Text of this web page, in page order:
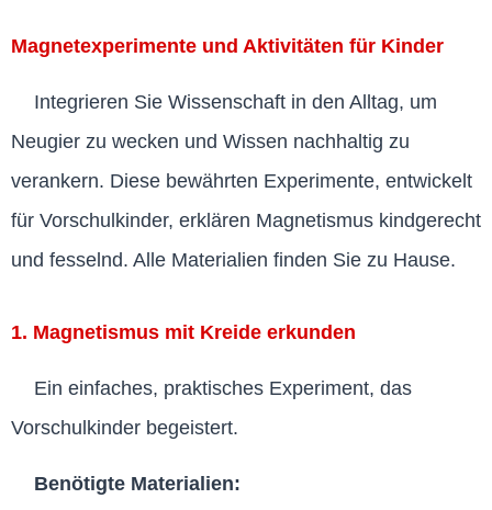
Magnetexperimente und Aktivitäten für Kinder
Integrieren Sie Wissenschaft in den Alltag, um
Neugier zu wecken und Wissen nachhaltig zu
verankern. Diese bewährten Experimente, entwickelt
für Vorschulkinder, erklären Magnetismus kindgerecht
und fesselnd. Alle Materialien finden Sie zu Hause.
1. Magnetismus mit Kreide erkunden
Ein einfaches, praktisches Experiment, das
Vorschulkinder begeistert.
Benötigte Materialien: